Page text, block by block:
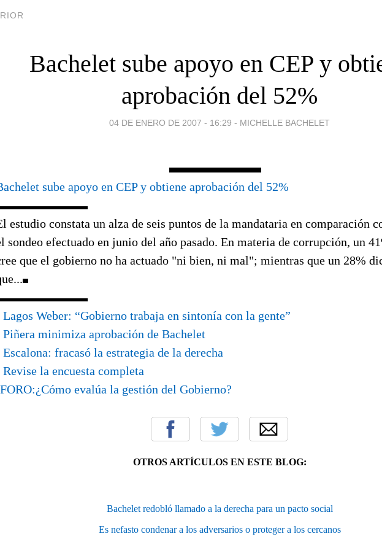
Bachelet sube apoyo en CEP y
aprobación del 52%
04 DE ENERO DE 2007 - 16:29 - MICHELLE BACHELET
sube apoyo en CEP y obtiene aprobación del 52%
estudio constata un alza de seis puntos de la mandataria en comparación
sondeo efectuado en junio del año pasado. En materia de corrupción, un
que el gobierno no ha actuado "ni bien, ni mal"; mientras que un 28%
Lagos Weber: “Gobierno trabaja en sintonía con la gente”
Piñera minimiza aprobación de Bachelet
Escalona: fracasó la estrategia de la derecha
Revise la encuesta completa
evalúa la gestión del Gobierno?
OTROS ARTÍCULOS EN ESTE BLOG:
Bachelet redobló llamado a la derecha para un pacto social
Es nefasto condenar a los adversarios o proteger a los cercanos